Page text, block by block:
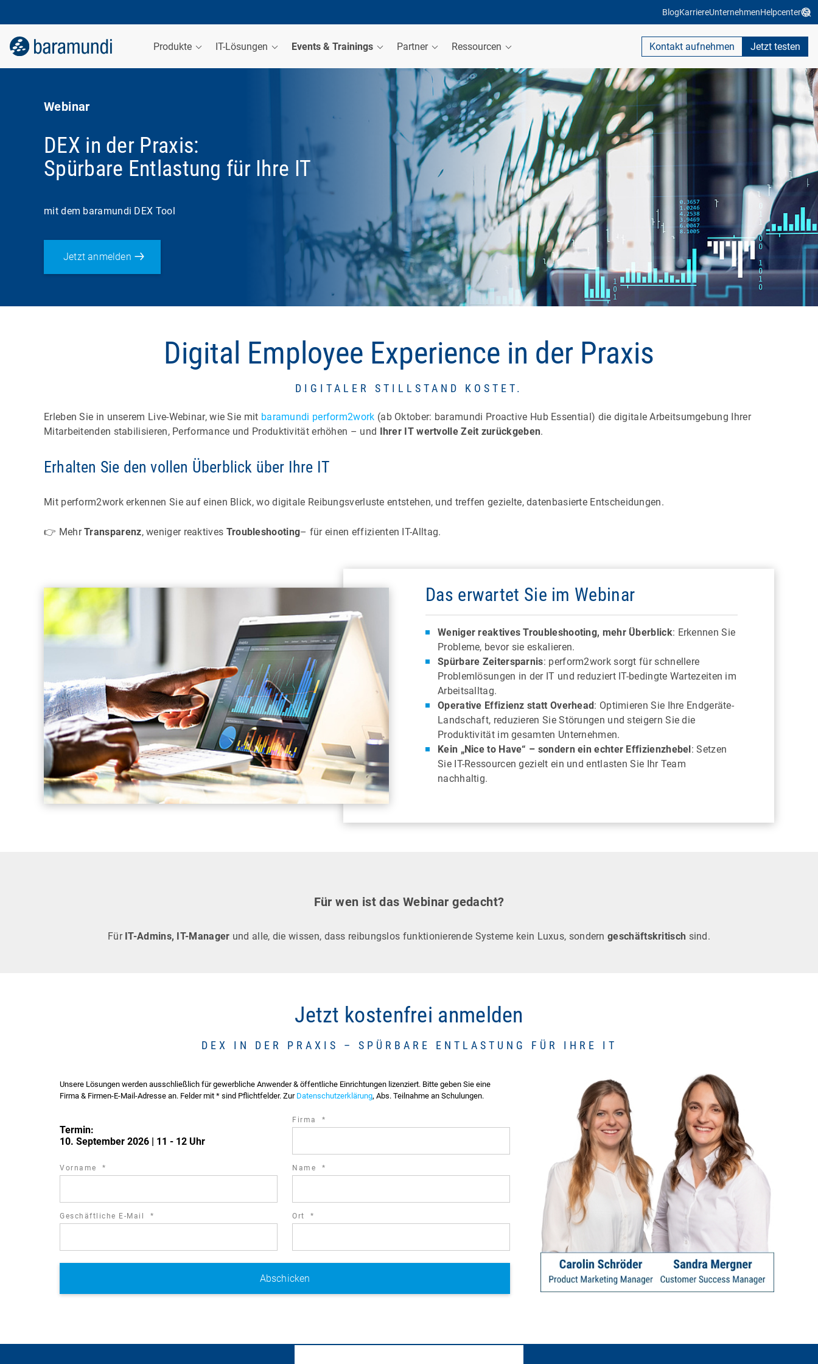
BlogKarriereUnternehmenHelpcenter
Produkte IT-Lösungen Events & Trainings Partner Ressourcen Kontakt aufnehmen Jetzt testen
Webinar
DEX in der Praxis:
Spürbare Entlastung für Ihre IT
mit dem baramundi DEX Tool
Jetzt anmelden
Digital Employee Experience in der Praxis
DIGITALER STILLSTAND KOSTET.
Erleben Sie in unserem Live-Webinar, wie Sie mit baramundi perform2work (ab Oktober: baramundi Proactive Hub Essential) die digitale Arbeitsumgebung Ihrer
Mitarbeitenden stabilisieren, Performance und Produktivität erhöhen – und Ihrer IT wertvolle Zeit zurückgeben.
Erhalten Sie den vollen Überblick über Ihre IT
Mit perform2work erkennen Sie auf einen Blick, wo digitale Reibungsverluste entstehen, und treffen gezielte, datenbasierte Entscheidungen.
👉 MehrTransparenz, weniger reaktives Troubleshooting– für einen effizienten IT-Alltag.
Das erwartet Sie im Webinar
Weniger reaktives Troubleshooting, mehr Überblick: Erkennen Sie
Probleme, bevor sie eskalieren.
Spürbare Zeitersparnis: perform2work sorgt für schnellere
Problemlösungen in der IT und reduziert IT-bedingte Wartezeiten im
Arbeitsalltag.
Operative Effizienz statt Overhead: Optimieren Sie Ihre Endgeräte-
Landschaft, reduzieren Sie Störungen und steigern Sie die
Produktivität im gesamten Unternehmen.
Kein „Nice to Have“ – sondern ein echter Effizienzhebel: Setzen
Sie IT-Ressourcen gezielt ein und entlasten Sie Ihr Team
nachhaltig.
Für wen ist das Webinar gedacht?
Für IT-Admins, IT-Manager und alle, die wissen, dass reibungslos funktionierende Systeme kein Luxus, sonderngeschäftskritisch sind.
Jetzt kostenfrei anmelden
DEX IN DER PRAXIS – SPÜRBARE ENTLASTUNG FÜR IHRE IT
Unsere Lösungen werden ausschließlich für gewerbliche Anwender & öffentliche Einrichtungen lizenziert. Bitte geben Sie eine
Firma & Firmen-E-Mail-Adresse an. Felder mit * sind Pflichtfelder. Zur Datenschutzerklärung, Abs. Teilnahme an Schulungen.
Termin:
10. September 2026 | 11 - 12 Uhr
Firma *
Vorname * Name *
Geschäftliche E-Mail * Ort *